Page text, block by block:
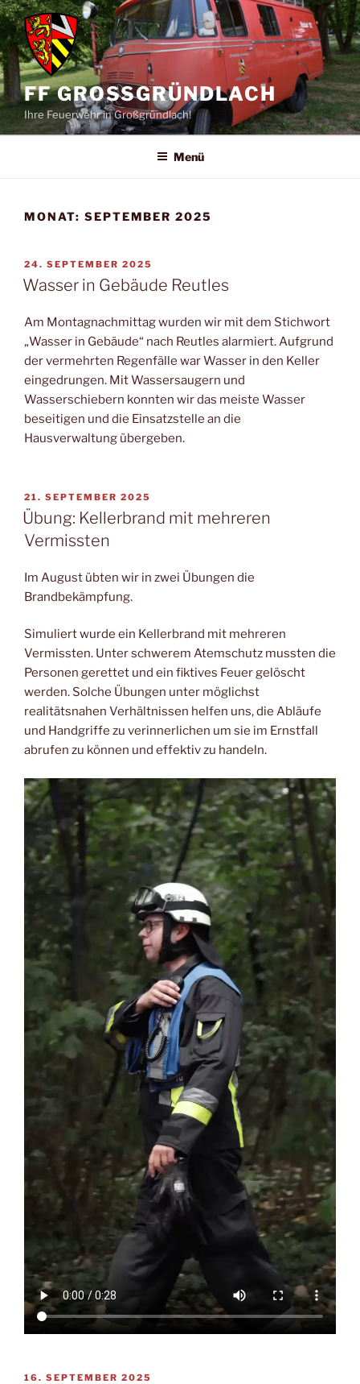
Zum
Inhalt
springen
FF GROSSGRÜNDLACH
Ihre Feuerwehr in Großgründlach!
Menü
MONAT: SEPTEMBER 2025
VERÖFFENTLICHT
AM
24. SEPTEMBER 2025
Wasser in Gebäude Reutles
Am Montagnachmittag wurden wir mit dem Stichwort
„Wasser in Gebäude“ nach Reutles alarmiert. Aufgrund
der vermehrten Regenfälle war Wasser in den Keller
eingedrungen. Mit Wassersaugern und
Wasserschiebern konnten wir das meiste Wasser
beseitigen und die Einsatzstelle an die
Hausverwaltung übergeben.
VERÖFFENTLICHT
AM
21. SEPTEMBER 2025
Übung: Kellerbrand mit mehreren
Vermissten
Im August übten wir in zwei Übungen die
Brandbekämpfung.
Simuliert wurde ein Kellerbrand mit mehreren
Vermissten. Unter schwerem Atemschutz mussten die
Personen gerettet und ein fiktives Feuer gelöscht
werden. Solche Übungen unter möglichst
realitätsnahen Verhältnissen helfen uns, die Abläufe
und Handgriffe zu verinnerlichen um sie im Ernstfall
abrufen zu können und effektiv zu handeln.
VERÖFFENTLICHT
16. SEPTEMBER 2025